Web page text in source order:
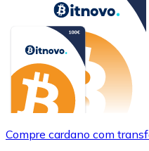
Compre cardano com